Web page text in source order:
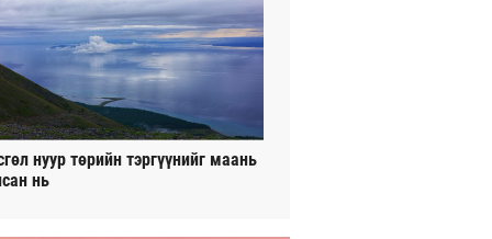
нуур төрийн тэргүүнийг маань
нь